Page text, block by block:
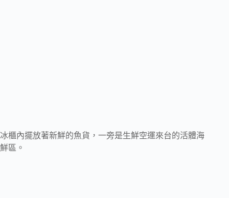
冰櫃內擺放著新鮮的魚貨，一旁是生鮮空運來台的活體海
鮮區。